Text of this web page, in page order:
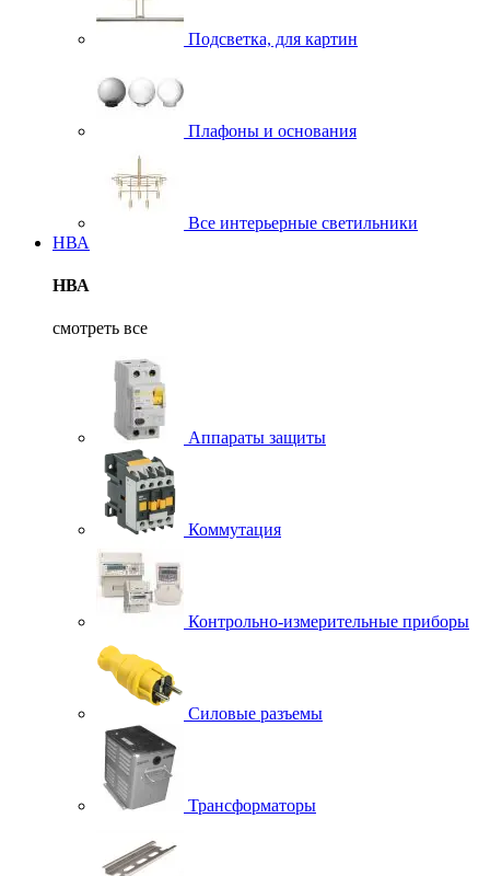
Подсветка, для картин
Плафоны и основания
Все интерьерные светильники
НВА
НВА
смотреть все
Аппараты защиты
Коммутация
Контрольно-измерительные приборы
Силовые разъемы
Трансформаторы